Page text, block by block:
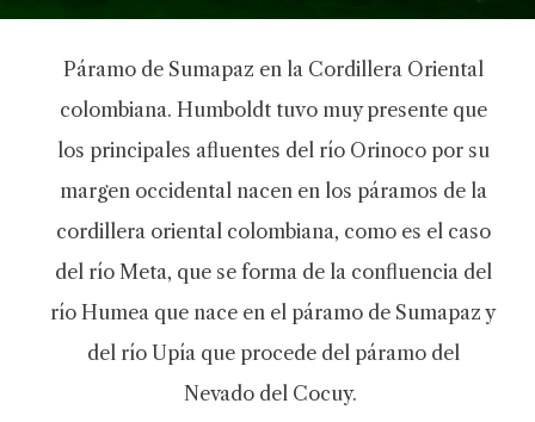
Páramo de Sumapaz en la Cordillera Oriental
colombiana. Humboldt tuvo muy presente que
los principales afluentes del río Orinoco por su
margen occidental nacen en los páramos de la
cordillera oriental colombiana, como es el caso
del río Meta, que se forma de la confluencia del
río Humea que nace en el páramo de Sumapaz y
del río Upía que procede del páramo del
Nevado del Cocuy.